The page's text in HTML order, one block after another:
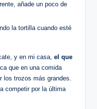
añade un poco de
la tortilla cuando esté
y en mi casa, el que
que en una comida
los trozos más grandes.
competir por la última